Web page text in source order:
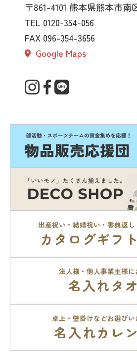
〒861-4101 熊本県熊本市南
TEL 0120-354-056
FAX 096-354-3656
Google Maps
出産祝い・結婚祝い・香典返
カタログギフ
法人様・個人事業主様に
名入れタ
卓上・壁掛けなどお選び
名入れカレ